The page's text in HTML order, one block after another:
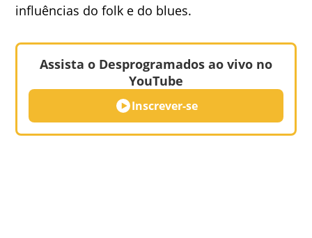
influências do folk e do blues.
Assista o Desprogramados ao vivo no
YouTube
Inscrever-se